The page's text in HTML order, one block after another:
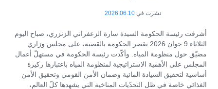
نشرت في 2026.06.10
أشرفت رئيسة الحكومة السيدة سارة الزعفراني الزنزري، صباح اليوم
الثلاثاء 9 جوان 2026 بقصر الحكومة بالقصبة، على مجلس وزاري
مضيّق حول منظومة المياه. وأكّدت رئيسة الحكومة في مستهلّ أعمال
المجلس على الأهمية الاستراتيجية لمنظومة المياه باعتبارها ركيزة
أساسية لتحقيق السيادة المائية وضمان الأمن القومي وتحقيق الأمن
الغذائي خاصة في ظل التحدّيات المناخية التي يشهدها كلّ العالم،